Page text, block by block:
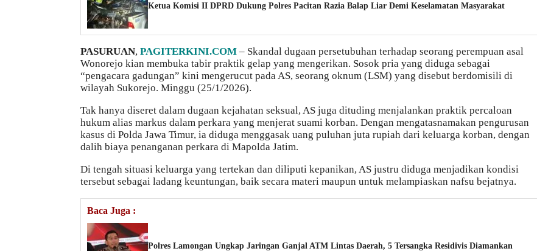
Ketua Komisi II DPRD Dukung Polres Pacitan Razia Balap Liar Demi Keselamatan Masyarakat
PASURUAN, PAGITERKINI.COM – Skandal dugaan persetubuhan terhadap seorang perempuan asal
Wonorejo kian membuka tabir praktik gelap yang mengerikan. Sosok pria yang diduga sebagai
“pengacara gadungan” kini mengerucut pada AS, seorang oknum (LSM) yang disebut berdomisili di
wilayah Sukorejo. Minggu (25/1/2026).
Tak hanya diseret dalam dugaan kejahatan seksual, AS juga dituding menjalankan praktik percaloan
hukum alias markus dalam perkara yang menjerat suami korban. Dengan mengatasnamakan pengurusan
kasus di Polda Jawa Timur, ia diduga menggasak uang puluhan juta rupiah dari keluarga korban, dengan
dalih biaya penanganan perkara di Mapolda Jatim.
Di tengah situasi keluarga yang tertekan dan diliputi kepanikan, AS justru diduga menjadikan kondisi
tersebut sebagai ladang keuntungan, baik secara materi maupun untuk melampiaskan nafsu bejatnya.
Baca Juga :
Polres Lamongan Ungkap Jaringan Ganjal ATM Lintas Daerah, 5 Tersangka Residivis Diamankan